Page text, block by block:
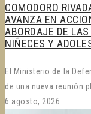
COMODORO
AVANZA EN
ABORDAJE DE
NIÑECES Y
El Ministerio de la
de una nueva reunión
6 agosto, 2026